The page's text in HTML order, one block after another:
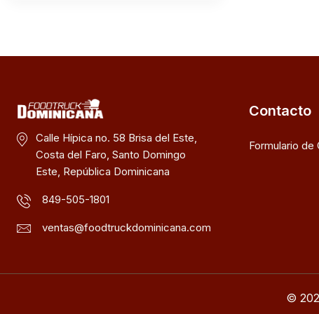
Calle Hípica no. 58 Brisa del Este,
Costa del Faro, Santo Domingo
Este, República Dominicana
849-505-1801
ventas@foodtruckdominicana.com
Contacto
Formulario de
©